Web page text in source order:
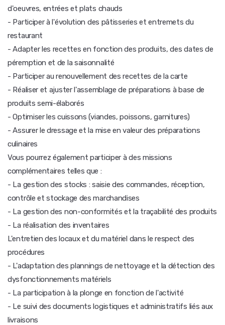
d'oeuvres, entrées et plats chauds
- Participer à l'évolution des pâtisseries et entremets du
restaurant
- Adapter les recettes en fonction des produits, des dates de
péremption et de la saisonnalité
- Participer au renouvellement des recettes de la carte
- Réaliser et ajuster l'assemblage de préparations à base de
produits semi-élaborés
- Optimiser les cuissons (viandes, poissons, garnitures)
- Assurer le dressage et la mise en valeur des préparations
culinaires
Vous pourrez également participer à des missions
complémentaires telles que :
- La gestion des stocks : saisie des commandes, réception,
contrôle et stockage des marchandises
- La gestion des non-conformités et la traçabilité des produits
- La réalisation des inventaires
L'entretien des locaux et du matériel dans le respect des
procédures
- L'adaptation des plannings de nettoyage et la détection des
dysfonctionnements matériels
- La participation à la plonge en fonction de l'activité
- Le suivi des documents logistiques et administratifs liés aux
livraisons